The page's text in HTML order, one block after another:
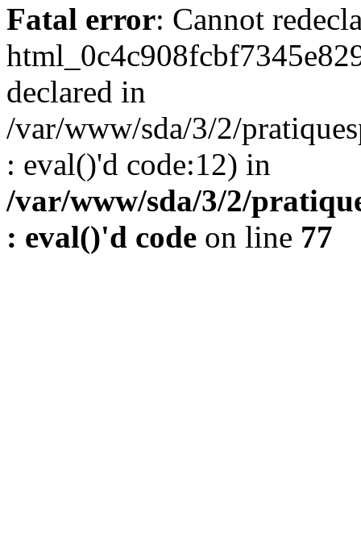
Fatal error: Cannot
declared in
/var/www/sda/3/2/
: eval()'d code:12) in
/var/www/sda/3/2/
: eval()'d code on line 77